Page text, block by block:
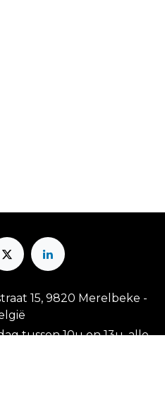
15, 9820 Merelbeke -
tussen 10u en 13u, alle